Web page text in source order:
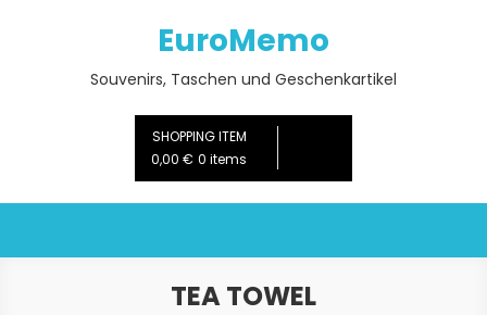
EuroMemo
Souvenirs, Taschen und Geschenkartikel
SHOPPING ITEM
0,00 € 0 items
TEA TOWEL